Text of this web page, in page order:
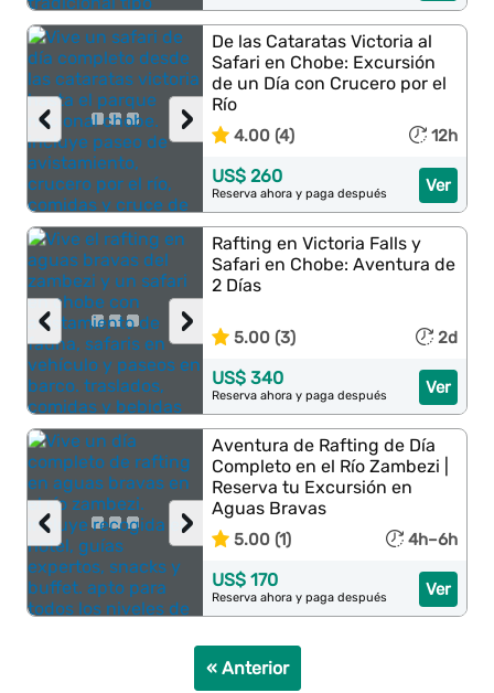
›
‹
De las Cataratas Victoria al
Safari en Chobe: Excursión
de un Día con Crucero por el
Río
4.00 (4) 12h
Ver
US$ 260
Reserva ahora y paga después
›
‹
Rafting en Victoria Falls y
Safari en Chobe: Aventura de
2 Días
5.00 (3) 2d
Ver
US$ 340
Reserva ahora y paga después
›
‹
Aventura de Rafting de Día
Completo en el Río Zambezi |
Reserva tu Excursión en
Aguas Bravas
5.00 (1) 4h–6h
Ver
US$ 170
Reserva ahora y paga después
« Anterior